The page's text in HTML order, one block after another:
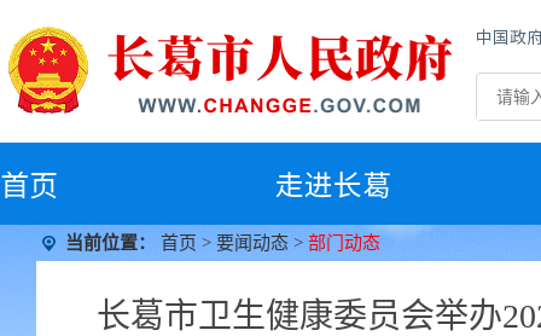
中国政
首页 走进长葛
当前位置： 首页 > 要闻动态 > 部门动态
长葛市卫生健康委员会举办